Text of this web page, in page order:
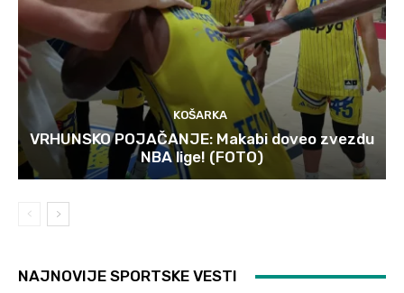
KOŠARKA
VRHUNSKO POJAČANJE: Makabi doveo zvezdu
NBA lige! (FOTO)
NAJNOVIJE SPORTSKE VESTI